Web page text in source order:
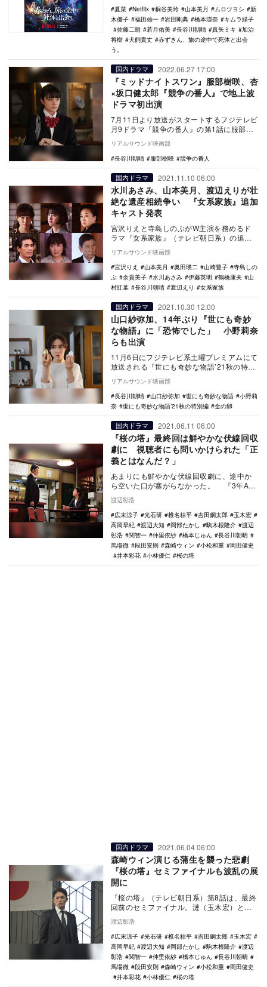
夏菜
Netflix 桐谷美玲 山本美月 ムロツヨシ
新
木優子
福田雄一 岩田剛典 橋本環奈
キムラ緑子
佐藤二朗
若月佑美 長谷川朝晴 真矢ミキ
加治
将樹
犬飼貴丈
赤ずきん、旅の途中で死体と出会
う。
国内ドラマ 2022.06.27 17:00
『ミッドナイトスワン』服部樹咲、杏
×坂口健太郎『競争の番人』で地上波
ドラマ初出演
7月11日より放送がスタートするフジテレビ
月9ドラマ『競争の番人』の第1話に服部樹
咲と長谷川朝晴がゲスト出演することが決
定した。…
リアルサウンド映画部
長谷川朝晴
服部樹咲 競争の番人
国内ドラマ 2021.11.10 06:00
水川あさみ、山本美月、渡辺えりが壮
絶な遺産相続争い 『女系家族』追加
キャスト発表
宮沢りえと寺島しのぶがW主演を務めるド
ラマ『女系家族』（テレビ朝日系）の追加
キャストが発表された。 本作は、1963年
に山崎…
リアルサウンド映画部
宮沢りえ
山本美月 奥田瑛二 山崎豊子
寺島しの
ぶ
余貴美子 水川あさみ 伊藤英明 鶴橋康夫
山
村紅葉
長谷川朝晴 渡辺えり 女系家族
国内ドラマ 2021.10.30 12:00
山口紗弥加、14年ぶり『世にも奇妙
な物語』に「恐怖でした」 小野莉奈
らも出演
11月6日にフジテレビ系土曜プレミアムにて
放送される『世にも奇妙な物語’21秋の特別
編』。『金の卵』で主演を務める山口紗弥
加のコ…
リアルサウンド映画部
長谷川朝晴
山口紗弥加 世にも奇妙な物語
小野莉
奈
世にも奇妙な物語’21秋の特別編 金の卵
国内ドラマ 2021.06.11 06:00
『桜の塔』最終回は鮮やかな伏線回収
劇に 視聴者にも問いかけられた「正
義とはなんだ？」
あまりにも鮮やかな伏線回収劇に、途中か
ら空いた口が塞がらなかった。 『3年A組
―今から皆さんは、人質です―』（日本テレ
ビ系…
渡辺彰浩
広末涼子
光石研 椎名桔平 吉田鋼太郎
玉木宏
高岡早紀
渡辺大知 岡部たかし 駒木根隆介
渡辺
彰浩
関智一 仲里依紗 橋本じゅん
長谷川朝晴
馬場徹
段田安則 森崎ウィン 小松和重
岡田健史
井本彩花
小林優仁 桜の塔
国内ドラマ 2021.06.04 06:00
森崎ウィン演じる蒲生を襲った悲劇
『桜の塔』セミファイナルも波乱の展
開に
『桜の塔』（テレビ朝日系）第8話は、最終
回前のセミファイナル。漣（玉木宏）と千
堂（椎名桔平）の最終決戦に向けた争いが
一層の盛り上…
渡辺彰浩
広末涼子
光石研 椎名桔平 吉田鋼太郎
玉木宏
高岡早紀
渡辺大知 岡部たかし 駒木根隆介
渡辺
彰浩
関智一 仲里依紗 橋本じゅん
長谷川朝晴
馬場徹
段田安則 森崎ウィン 小松和重
岡田健史
井本彩花
小林優仁 桜の塔